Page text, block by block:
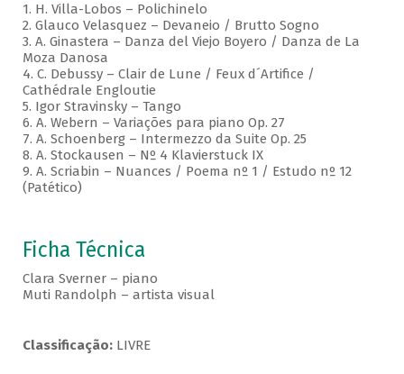
1. H. Villa-Lobos – Polichinelo
2. Glauco Velasquez – Devaneio / Brutto Sogno
3. A. Ginastera – Danza del Viejo Boyero / Danza de La
Moza Danosa
4. C. Debussy – Clair de Lune / Feux d´Artifice /
Cathédrale Engloutie
5. Igor Stravinsky – Tango
6. A. Webern – Variações para piano Op. 27
7. A. Schoenberg – Intermezzo da Suite Op. 25
8. A. Stockausen – Nº 4 Klavierstuck IX
9. A. Scriabin – Nuances / Poema nº 1 / Estudo nº 12
(Patético)
Ficha Técnica
Clara Sverner – piano
Muti Randolph – artista visual
Classificação: LIVRE